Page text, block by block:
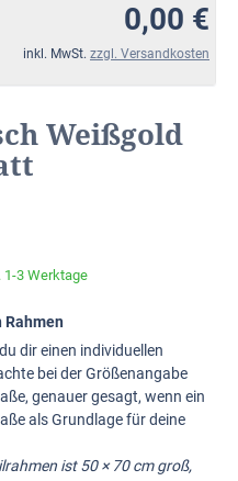
0,00 €
inkl. MwSt. zzgl. Versandkosten
Weißgold
3 Werktage
dir einen individuellen
bei der Größenangabe
genauer gesagt, wenn ein
als Grundlage für deine
ist 50 × 70 cm groß,